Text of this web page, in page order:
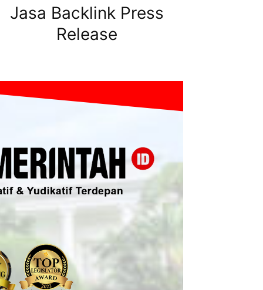
Jasa Backlink Press
Release